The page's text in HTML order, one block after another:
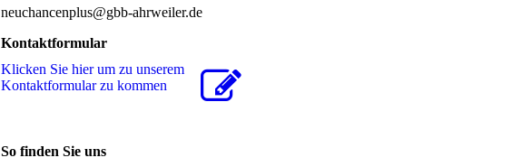
neuchancenplus@gbb-ahrweiler.de
Kontaktformular
Klicken Sie hier um zu unserem
Kon­takt­for­mu­lar zu kommen
So finden Sie uns